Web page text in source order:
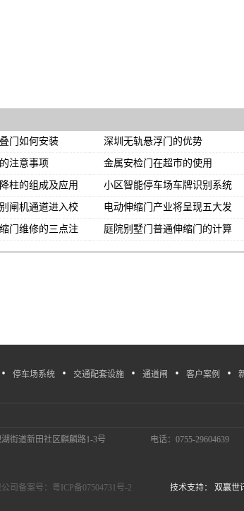
门如何安装 深圳无轨悬浮门的优势
注意事项 金属安检门在超市的使用
柱的组成及应用
小区智能停车场车牌识别系统
有哪些优势？
闸机通道进入校
那些便利？
电动伸缩门产业将呈现五大发
展趋势
门维修的三点注
庭院别墅门普通伸缩门的计算
公式是什么？
· 停车场系统 · 交通配套设施 · 通道闸 · 客户案例 ·
街道新田社区麒麟路1-3号 电话：0755-29604639
司备案号：粤ICP备07504731号-2 技术支持： 双赢世